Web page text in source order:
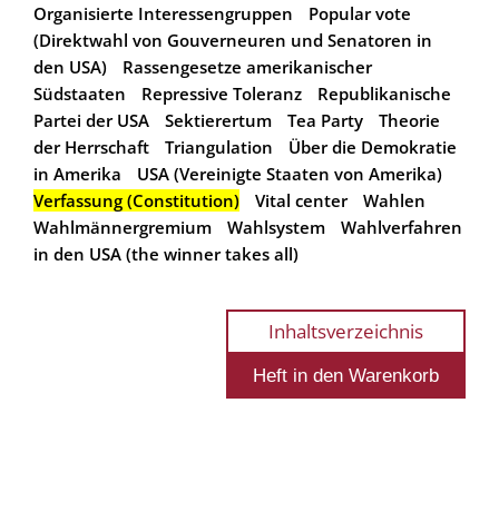
Organisierte Interessengruppen
Popular vote
(Direktwahl von Gouverneuren und Senatoren in
den USA)
Rassengesetze amerikanischer
Südstaaten
Repressive Toleranz
Republikanische
Partei der USA
Sektierertum Tea Party
Theorie
der Herrschaft
Triangulation
Über die Demokratie
in Amerika
USA (Vereinigte Staaten von Amerika)
Verfassung (Constitution)
Vital center
Wahlen
Wahlmännergremium
Wahlsystem
Wahlverfahren
in den USA (the winner takes all)
Inhaltsverzeichnis